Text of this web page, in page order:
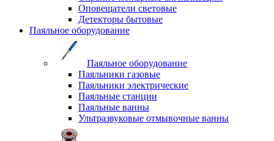
Оповещатели световые
Детекторы бытовые
Паяльное оборудование
Паяльное оборудование
Паяльники газовые
Паяльники электрические
Паяльные станции
Паяльные ванны
Ультразвуковые отмывочные ванны